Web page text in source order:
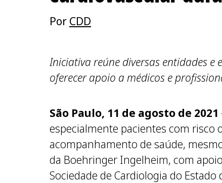
Por CDD
Iniciativa reúne diversas entidades e
oferecer apoio a médicos e
São Paulo, 11 de agosto de 2021
especialmente pacientes com risco
acompanhamento de saúde,
da Boehringer Ingelheim, com
Sociedade de Cardiologia do Estado